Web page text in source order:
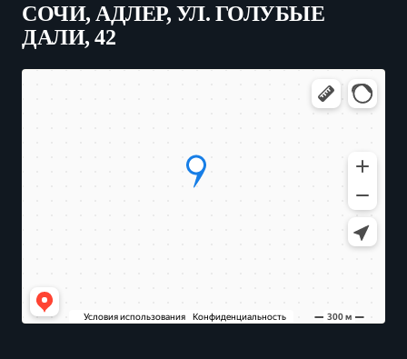
СОЧИ, АДЛЕР, УЛ. ГОЛУБЫЕ
ДАЛИ, 42